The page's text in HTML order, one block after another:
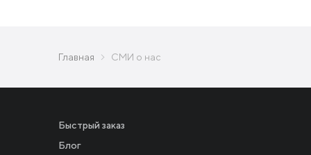
Главная СМИ о нас
Быстрый заказ
Блог